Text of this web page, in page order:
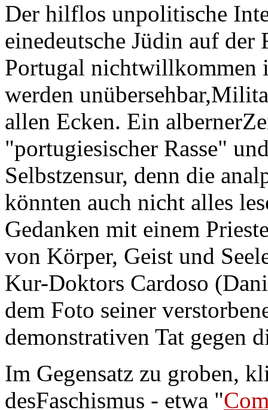
Der hilflos unpolitische
einedeutsche Jüdin auf
Portugal nichtwillkommen
werden
allen Ecken. Ein
"portugiesischer Rasse"
Selbstzensur, denn die
könnten auch nicht alles
Gedanken mit einem
von Körper, Geist und
Kur-Doktors Cardoso
dem Foto seiner
demonstrativen Tat gegen
Im Gegensatz zu groben,
desFaschismus - etwa "